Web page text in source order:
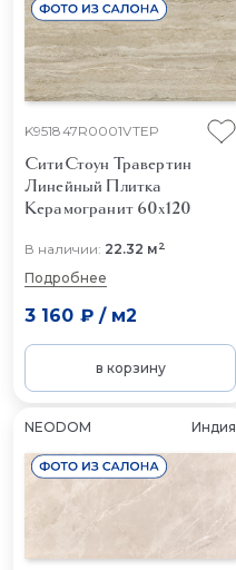
K951847R0001VTEP
СитиСтоун Травертин
Линейный Плитка
Керамогранит 60x120
В наличии: 22.32 м2
Подробнее
3 160 ₽/ м2
в корзину
NEODOM Индия